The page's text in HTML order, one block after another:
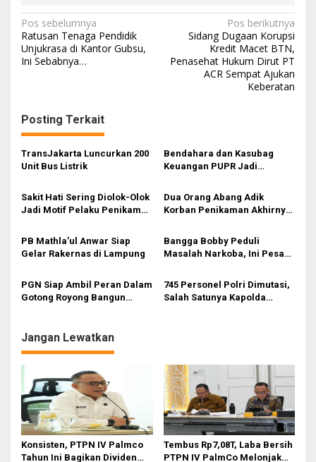
N
a
v
a
s
i
o
Pos sebelumnya
Ratusan Tenaga Pendidik
Unjukrasa di Kantor Gubsu,
Ini Sebabnya…
Pos berikutnya
Sidang Dugaan Korupsi
Kredit Macet BTN,
Penasehat Hukum Dirut PT
ACR Sempat Ajukan
Keberatan
Posting Terkait
TransJakarta Luncurkan 200
Unit Bus Listrik
Bendahara dan Kasubag
Keuangan PUPR Jadi
Sakit Hati Sering Diolok-Olok
Jadi Motif Pelaku Penikaman
Dua Orang Abang Adik
Korban Penikaman Akhirnya
PB Mathla’ul Anwar Siap
Gelar Rakernas di Lampung
Bangga Bobby Peduli
Masalah Narkoba, Ini Pesan
PGN Siap Ambil Peran Dalam
Gotong Royong Bangun
745 Personel Polri Dimutasi,
Salah Satunya Kapolda
Jangan Lewatkan
Konsisten, PTPN IV Palmco
Tahun Ini Bagikan Dividen
Tembus Rp7,08T, Laba Bersih
PTPN IV PalmCo Melonjak